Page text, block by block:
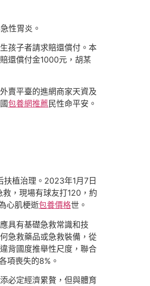
性胃炎。
孩子者請求賠還償付。本
還償付金1000元，胡某
賣平臺的進網商家天資及
包養網推薦民性命平安。
植治理。2023年1月7日
，現場有球友打120，約
心肌梗逝包養價格世。
具有基礎急救常識和技
急救藥品或急救裝備，從
背國度推舉性尺度，聯合
項喪失的8%。
必定經濟累贅，但與體育